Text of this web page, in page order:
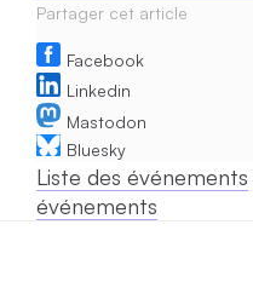
Partager cet article
Facebook
Linkedin
Mastodon
Bluesky
Liste des événements
événements